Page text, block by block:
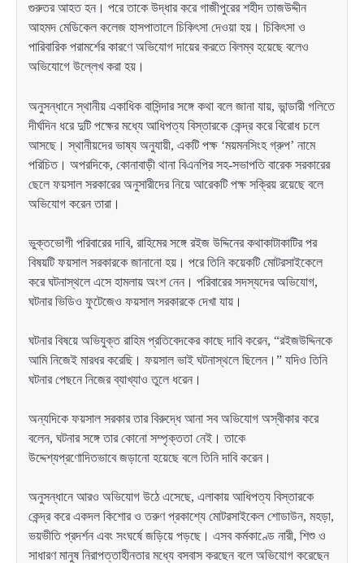
গুরুতর আহত হন। পরে তাকে উদ্ধার করে গাজীপুরের শহীদ তাজউদ্দীন
আহমদ মেডিকেল কলেজ হাসপাতালে চিকিৎসা দেওয়া হয়। চিকিৎসা ও
পারিবারিক পরামর্শের কারণে অভিযোগ দায়ের করতে বিলম্ব হয়েছে বলেও
অভিযোগে উল্লেখ করা হয়।
অনুসন্ধানে স্থানীয় একাধিক বাসিন্দার সঙ্গে কথা বলে জানা যায়, ভান্ডারী গলিতে
দীর্ঘদিন ধরে দুটি পক্ষের মধ্যে আধিপত্য বিস্তারকে কেন্দ্র করে বিরোধ চলে
আসছে। স্থানীয়দের ভাষ্য অনুযায়ী, একটি পক্ষ ‘ময়মনসিংহ গ্রুপ’ নামে
পরিচিত। অপরদিকে, কোনাবাড়ী থানা বিএনপির সহ-সভাপতি বারেক সরকারের
ছেলে ফয়সাল সরকারের অনুসারীদের নিয়ে আরেকটি পক্ষ সক্রিয় রয়েছে বলে
অভিযোগ করেন তারা।
ভুক্তভোগী পরিবারের দাবি, রাহিমের সঙ্গে রইজ উদ্দিনের কথাকাটাকাটির পর
বিষয়টি ফয়সাল সরকারকে জানানো হয়। পরে তিনি কয়েকটি মোটরসাইকেলে
করে ঘটনাস্থলে এসে হামলায় অংশ নেন। পরিবারের সদস্যদের অভিযোগ,
ঘটনার ভিডিও ফুটেজেও ফয়সাল সরকারকে দেখা যায়।
ঘটনার বিষয়ে অভিযুক্ত রাহিম প্রতিবেদকের কাছে দাবি করেন, “রইজউদ্দিনকে
আমি নিজেই মারধর করেছি। ফয়সাল ভাই ঘটনাস্থলে ছিলেন।” যদিও তিনি
ঘটনার পেছনে নিজের ব্যাখ্যাও তুলে ধরেন।
অন্যদিকে ফয়সাল সরকার তার বিরুদ্ধে আনা সব অভিযোগ অস্বীকার করে
বলেন, ঘটনার সঙ্গে তার কোনো সম্পৃক্ততা নেই। তাকে
উদ্দেশ্যপ্রণোদিতভাবে জড়ানো হয়েছে বলে তিনি দাবি করেন।
অনুসন্ধানে আরও অভিযোগ উঠে এসেছে, এলাকায় আধিপত্য বিস্তারকে
কেন্দ্র করে একদল কিশোর ও তরুণ প্রকাশ্যে মোটরসাইকেল শোডাউন, মহড়া,
ভয়ভীতি প্রদর্শন এবং সংঘর্ষে জড়িয়ে পড়ছে। এসব কর্মকাণ্ডে নারী, শিশু ও
সাধারণ মানুষ নিরাপত্তাহীনতার মধ্যে বসবাস করছেন বলে অভিযোগ করেছেন